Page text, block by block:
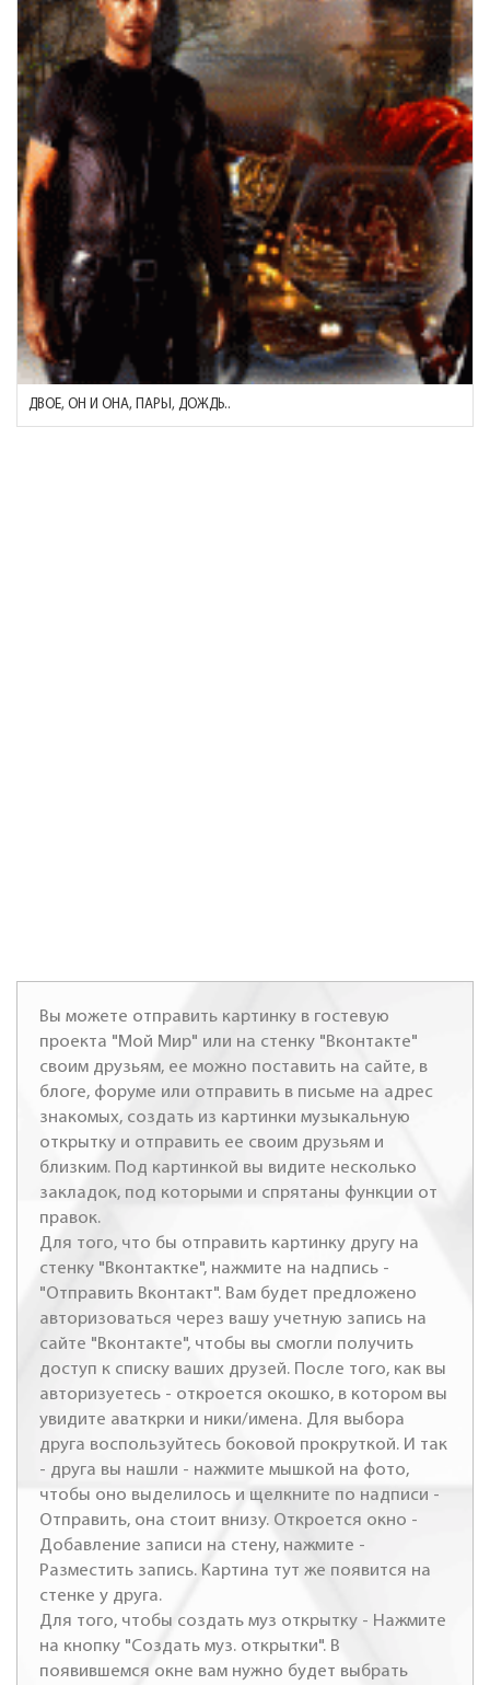
ДВОЕ, ОН И ОНА, ПАРЫ, ДОЖДЬ..
Вы можете отправить картинку в гостевую
проекта "Мой Мир" или на стенку "Вконтакте"
своим друзьям, ее можно поставить на сайте, в
блоге, форуме или отправить в письме на адрес
знакомых, создать из картинки музыкальную
открытку и отправить ее своим друзьям и
близким. Под картинкой вы видите несколько
закладок, под которыми и спрятаны функции от
правок.
Для того, что бы отправить картинку другу на
стенку "Вконтактке", нажмите на надпись -
"Отправить Вконтакт". Вам будет предложено
авторизоваться через вашу учетную запись на
сайте "Вконтакте", чтобы вы смогли получить
доступ к списку ваших друзей. После того, как вы
авторизуетесь - откроется окошко, в котором вы
увидите аваткрки и ники/имена. Для выбора
друга воспользуйтесь боковой прокруткой. И так
- друга вы нашли - нажмите мышкой на фото,
чтобы оно выделилось и щелкните по надписи -
Отправить, она стоит внизу. Откроется окно -
Добавление записи на стену, нажмите -
Разместить запись. Картина тут же появится на
стенке у друга.
Для того, чтобы создать муз открытку - Нажмите
на кнопку "Создать муз. открытки". В
появившемся окне вам нужно будет выбрать